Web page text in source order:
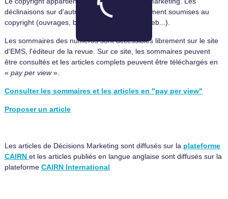
déclinaisons sur d'autres supports sont également soumises au
copyright (ouvrages, base de données, site web...).
Les sommaires des numéros sont accessibles librement sur le site
d'EMS, l'éditeur de la revue. Sur ce site, les sommaires peuvent
être consultés et les articles complets peuvent être téléchargés en
« pay per view».
Consulter les sommaires et les articles en "pay per view"
Proposer un article
Les articles de Décisions Marketing sont diffusés sur la plateforme
CAIRN et les articles publiés en langue anglaise sont diffusés sur la
plateforme CAIRN International